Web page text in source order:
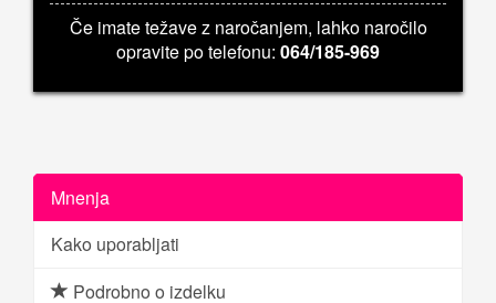
Če imate težave z naročanjem, lahko naročilo
opravite po telefonu: 064/185-969
Mnenja
Kako uporabljati
Podrobno o izdelku